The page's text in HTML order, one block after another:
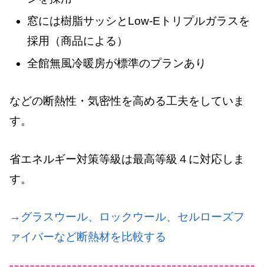
窓には樹脂サッシとLow-Eトリプルガラスを
採用（商品による）
全館無風冷暖房が標準のプランあり
などの断熱性・気密性を高める工夫をしていま
す。
省エネルギー対策等級は最高等級４に対応しま
す。
→グラスウール、ロックウール、セルローズフ
ァイバーなど断熱材を比較する